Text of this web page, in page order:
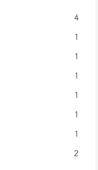
4
1
1
1
1
1
1
2